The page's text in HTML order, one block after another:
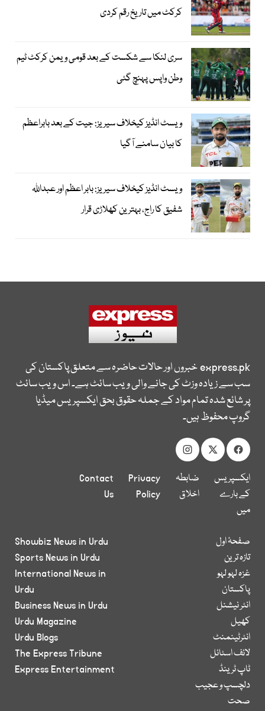
کرکٹ میں تاریخ رقم کردی
سری لنکا سے شکست کے بعد قومی ویمن کرکٹ ٹیم
وطن واپس پہنچ گئی
ویسٹ انڈیز کیخلاف سیریز: جیت کے بعد بابراعظم
کا بیان سامنے آگیا
ویسٹ انڈیز کیخلاف سیریز: بابر اعظم اور عبداللہ
شفیق کا راج، بہترین کھلاڑی قرار
express.pkخبروں اور حالات حاضرہ سے متعلق پاکستان کی
سب سے زیادہ وزٹ کی جانے والی ویب سائٹ ہے۔ اس ویب سائٹ
پر شائع شدہ تمام مواد کے جملہ حقوق بحق ایکسپریس میڈیا
گروپ محفوظ ہیں۔
ایکسپریس
کے بارے
میں
ضابطہ
اخلاق
Privacy
Policy
Contact
Us
صفحۂ اول
تازہ ترین
غزہ لہو لہو
پاکستان
انٹر نیشنل
کھیل
انٹرٹینمنٹ
لائف اسٹائل
ٹاپ ٹرینڈ
دلچسپ و عجیب
صحت
Showbiz News in Urdu
Sports News in Urdu
International News in
Urdu
Business News in Urdu
Urdu Magazine
Urdu Blogs
The Express Tribune
Express Entertainment